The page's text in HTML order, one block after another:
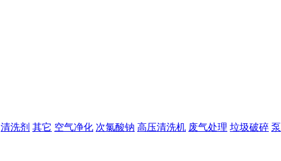
清洗剂 其它 空气净化 次氯酸钠 高压清洗机 废气处理 垃圾破碎 泵